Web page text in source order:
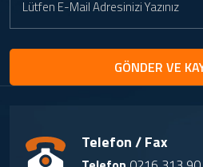
GÖNDER VE
Telefon / Fax